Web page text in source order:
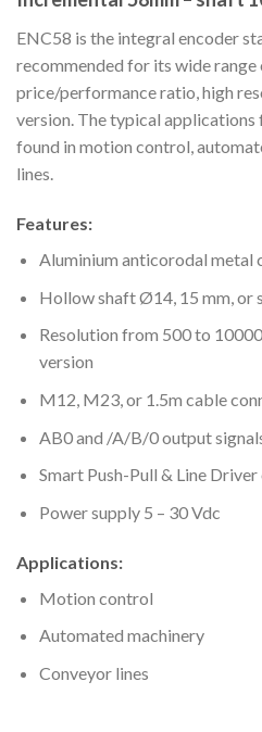
ENC58 is the integral encoder
recommended for its wide range
price/performance ratio, high
version. The typical applications
found in motion control,
lines.
Features:
Aluminium anticorodal metal
Hollow shaft Ø14, 15 mm, or
Resolution from 500 to
version
M12, M23, or 1.5m cable
AB0 and /A/B/0 output
Smart Push-Pull & Line
Power supply 5 – 30 Vdc
Applications:
Motion control
Automated machinery
Conveyor lines